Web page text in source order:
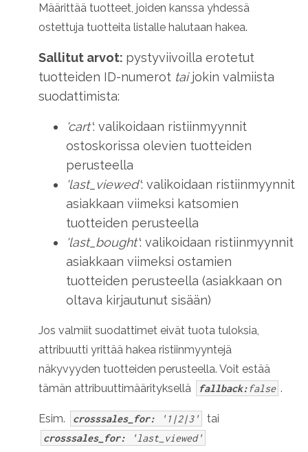
Määrittää tuotteet, joiden kanssa yhdessä
ostettuja tuotteita listalle halutaan hakea.
Sallitut arvot: pystyviivoilla erotetut
tuotteiden ID-numerot taijokin valmiista
suodattimista:
'cart': valikoidaan ristiinmyynnit
ostoskorissa olevien tuotteiden
perusteella
'last_viewed': valikoidaan ristiinmyynnit
asiakkaan viimeksi katsomien
tuotteiden perusteella
'last_bought': valikoidaan ristiinmyynnit
asiakkaan viimeksi ostamien
tuotteiden perusteella (asiakkaan on
oltava kirjautunut sisään)
Jos valmiit suodattimet eivät tuota tuloksia,
attribuutti yrittää hakea ristiinmyyntejä
näkyvyyden tuotteiden perusteella. Voit estää
tämän attribuuttimäärityksellä
fallback:false .
Esim. crosssales_for: '1|2|3' tai
crosssales_for: 'last_viewed'